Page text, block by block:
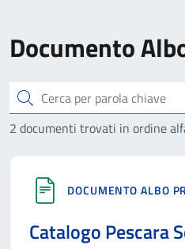
Documento
Cerca
2 documenti trovati in ordine
DOCUMENTO ALBO
Catalogo Pescara